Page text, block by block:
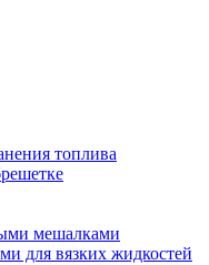
топлива
мешалками
для вязких жидкостей